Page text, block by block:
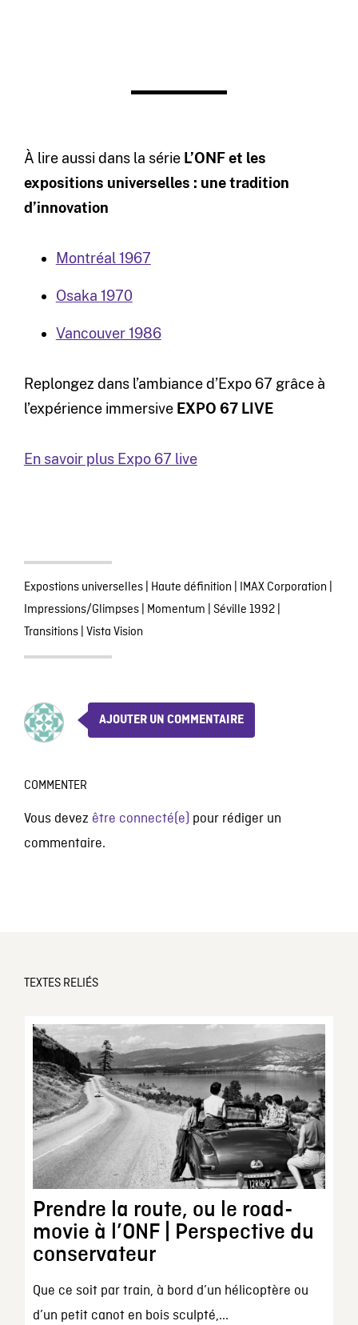
À lire aussi dans la série L’ONF et les
expositions universelles : une tradition
d’innovation
Montréal 1967
Osaka 1970
Vancouver 1986
Replongez dans l’ambiance d’Expo 67 grâce à
l’expérience immersiveEXPO 67 LIVE
En savoir plus Expo 67 live
Expostions universelles| Haute définition IMAX Corporation
Impressions/Glimpses| Momentum Séville 1992|
Transitions| Vista Vision
AJOUTER UN COMMENTAIRE
COMMENTER
Vous devez être connecté(e) pour rédiger un
commentaire.
TEXTES RELIÉS
Prendre la route, ou le road-
movie à l’ONF | Perspective du
conservateur
Que ce soit par train, à bord d’un hélicoptère ou
d’un petit canot en bois sculpté,...